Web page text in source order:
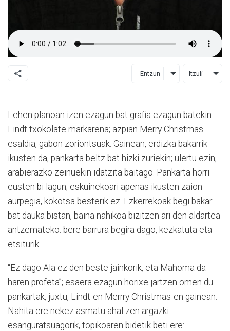
Entzun Itzuli
Lehen planoan izen ezagun bat grafia ezagun batekin:
Lindt txokolate markarena; azpian Merry Christmas
esaldia, gabon zoriontsuak. Gainean, erdizka bakarrik
ikusten da, pankarta beltz bat hizki zuriekin; ulertu ezin,
arabierazko zeinuekin idatzita baitago. Pankarta horri
eusten bi lagun; eskuinekoari apenas ikusten zaion
aurpegia, kokotsa besterik ez. Ezkerrekoak begi bakar
bat dauka bistan, baina nahikoa bizitzen ari den aldartea
antzemateko: bere barrura begira dago, kezkatuta eta
etsiturik.
“Ez dago Ala ez den beste jainkorik, eta Mahoma da
haren profeta”; esaera ezagun horixe jartzen omen du
pankartak, juxtu, Lindt-en Merrry Christmas-en gainean.
Nahita ere nekez asmatu ahal zen argazki
esanguratsuagorik, topikoaren bidetik beti ere: